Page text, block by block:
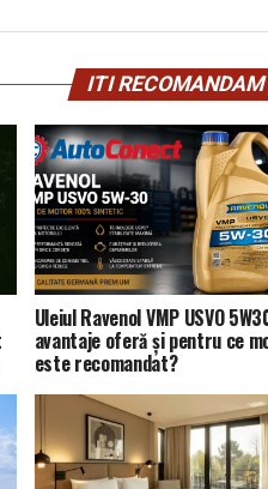
ITI RECOMANDAM
Uleiul Ravenol VMP USVO
avantaje oferă și pentru ce
este recomandat?